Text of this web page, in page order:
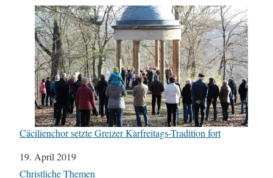
Cäcilienchor setzte Greizer Karfreitags-Tradition fort
Datum
19. April 2019
In Bezug auf
Christliche Themen